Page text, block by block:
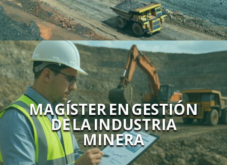
MAGÍSTER EN GESTIÓN
DE LA INDUSTRIA
MINERA